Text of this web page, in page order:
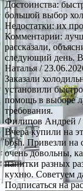
Достоинства:
большой выбор
Недостатки: их
Комментарии:
рассказали,
следующий день.
Наталья/
Заказали
установили
помощь в выборе
требования.
Филипов Андрей /
Вчера купили на
bosh. Привезли на
очень довольны,
напитки разных
кухню. Советуем
Подписаться на